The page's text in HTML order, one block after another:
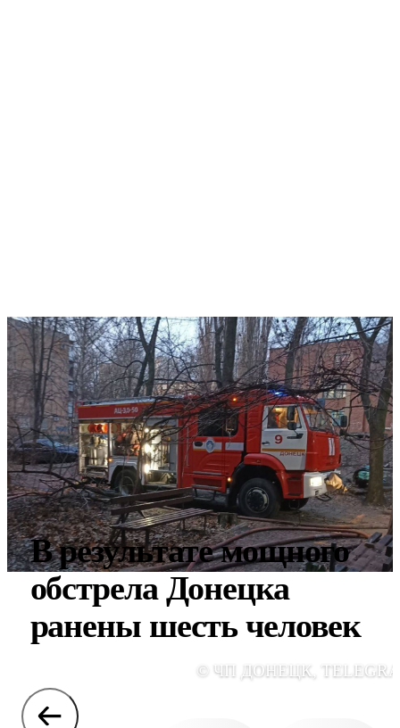
В результате мощного
обстрела Донецка
ранены шесть человек
© ЧП ДОНЕЦК,